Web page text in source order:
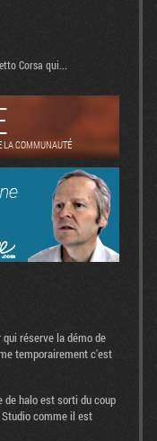
Corsa qui...
LA COMMUNAUTÉ
réserve la démo de
temporairement c'est
de halo est sorti du coup
comme il est